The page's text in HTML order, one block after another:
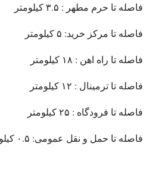
فاصله تا حرم مطهر : ۳.۵ کیلومتر
فاصله تا مرکز خرید: ۵ کیلومتر
فاصله تا راه اهن : ۱۸ کیلومتر
فاصله تا ترمینال : ۱۲ کیلومتر
فاصله تا فرودگاه : ۲۵ کیلومتر
فاصله تا حمل و نقل عمومی: ۰.۵ کیلومتر